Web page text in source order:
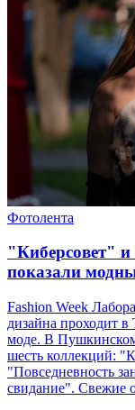
Фотолента
"Киберсовет"
показали
Fashion Week
дизайна проходит
моде. В
шесть коллекций:
"Повседневность
свидание". Свежие